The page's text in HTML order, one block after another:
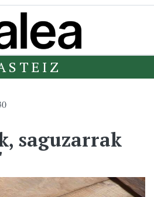
saguzarrak